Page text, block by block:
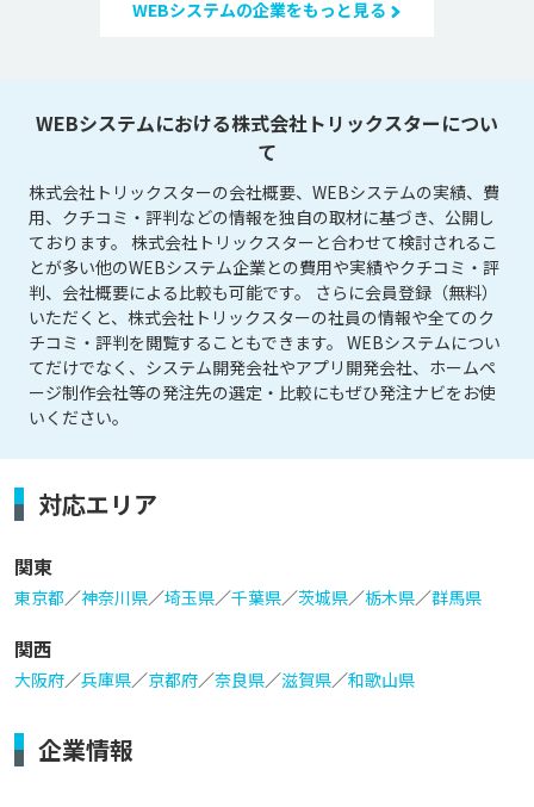
WEBシステムの企業をもっと見る
WEBシステムにおける株式会社トリックスターについ
て
株式会社トリックスターの会社概要、WEBシステムの実績、費
用、クチコミ・評判などの情報を独自の取材に基づき、公開し
ております。 株式会社トリックスターと合わせて検討されるこ
とが多い他のWEBシステム企業との費用や実績やクチコミ・評
判、会社概要による比較も可能です。 さらに会員登録（無料）
いただくと、株式会社トリックスターの社員の情報や全てのク
チコミ・評判を閲覧することもできます。 WEBシステムについ
てだけでなく、システム開発会社やアプリ開発会社、ホームペ
ージ制作会社等の発注先の選定・比較にもぜひ発注ナビをお使
いください。
対応エリア
関東
東京都／神奈川県／埼玉県／千葉県／茨城県／栃木県／群馬県
関西
大阪府／兵庫県／京都府／奈良県／滋賀県／和歌山県
企業情報